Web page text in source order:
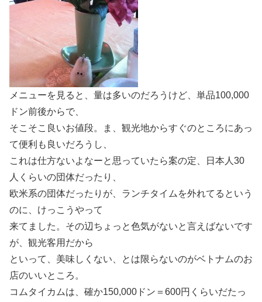
メニューを見ると、量は多いのだろうけど、単品100,000
ドン前後からで、
そこそこ良いお値段。ま、観光地からすぐのところにあっ
て便利も良いだろうし、
これは仕方ないよなーと思っていたら案の定、日本人30
人くらいの団体だったり、
欧米系の団体だったりが、ランチタイムを外れてるという
のに、けっこうやって
来てました。その辺ちょっと色気がないと言えばないです
が、観光客用だから
といって、美味しくない、とは限らないのがベトナムのお
店のいいところ。
コムタイカムは、確か150,000ドン＝600円くらいだたっ